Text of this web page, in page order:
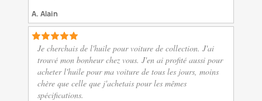
A. Alain
Je cherchais de l'huile pour voiture de collection. J'ai
trouvé mon bonheur chez vous. J'en ai profité aussi pour
acheter l'huile pour ma voiture de tous les jours, moins
chère que celle que j'achetais pour les mêmes
spécifications.